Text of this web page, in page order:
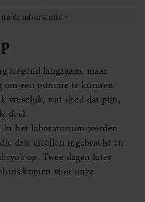
tergend langzaam, maar
om een punctie te kunnen
vreselijk, wat deed dat pijn,
doel.
In het laboratorium werden
drie eicellen ingebracht en
op. Twee dagen later
komen voor onze